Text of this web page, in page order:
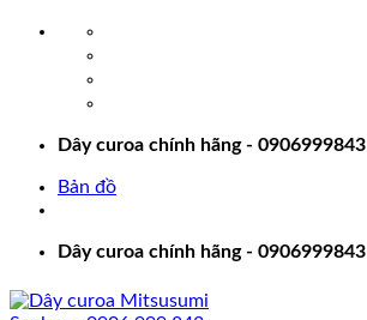
Dây curoa chính hãng - 0906999843
Bản đồ
Dây curoa chính hãng - 0906999843